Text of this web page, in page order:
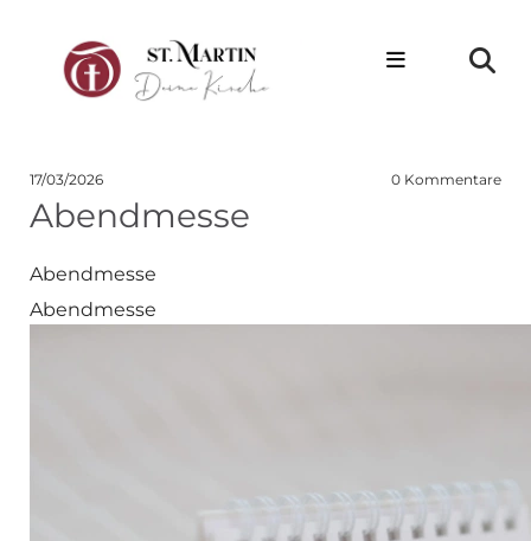
17/03/2026 0 Kommentare
Abendmesse
Abendmesse
Abendmesse